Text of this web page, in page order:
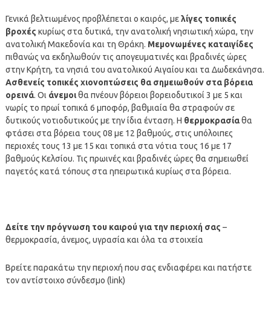
Γενικά βελτιωμένος προβλέπεται ο καιρός, μελίγες τοπικές
βροχές κυρίως στα δυτικά, την ανατολική νησιωτική χώρα, την
ανατολική Μακεδονία και τη Θράκη. Μεμονωμένες καταιγίδες
πιθανώς να εκδηλωθούν τις απογευματινές και βραδινές ώρες
στην Κρήτη, τα νησιά του ανατολικού Αιγαίου και τα Δωδεκάνησα.
Ασθενείς τοπικές χιονοπτώσεις θα σημειωθούν στα βόρεια
ορεινά. Οι άνεμοιθα πνέουν βόρειοι βορειοδυτικοί 3 με 5 και
νωρίς το πρωί τοπικά 6 μποφόρ, βαθμιαία θα στραφούν σε
δυτικούς νοτιοδυτικούς με την ίδια ένταση. Η θερμοκρασίαθα
φτάσει στα βόρεια τους 08 με 12 βαθμούς, στις υπόλοιπες
περιοχές τους 13 με 15 και τοπικά στα νότια τους 16 με 17
βαθμούς Κελσίου. Τις πρωινές και βραδινές ώρες θα σημειωθεί
παγετός κατά τόπους στα ηπειρωτικά κυρίως στα βόρεια.
Δείτε την πρόγνωση του καιρού για την περιοχή σας –
θερμοκρασία, άνεμος, υγρασία και όλα τα στοιχεία
Βρείτε παρακάτω την περιοχή που σας ενδιαφέρει και πατήστε
τον αντίστοιχο σύνδεσμο (link)